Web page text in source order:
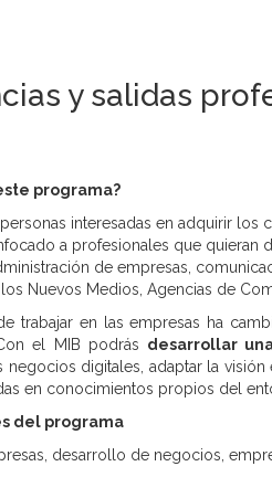
y salidas
programa?
interesadas en adquirir
a profesionales que
de empresas,
Nuevos Medios, Agencias de
trabajar en las empresas ha
el MIB podrás desarrollar
digitales, adaptar la
en conocimientos propios del
del programa
desarrollo de negocios,